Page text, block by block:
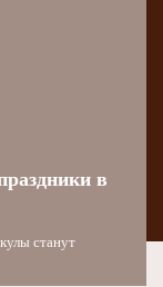
в
станут